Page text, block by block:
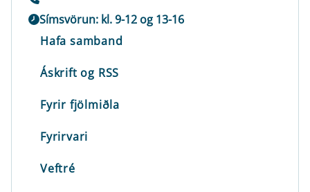
Símsvörun: kl. 9-12 og 13-16
Hafa samband
Áskrift og RSS
Fyrir fjölmiðla
Fyrirvari
Veftré